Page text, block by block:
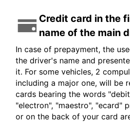
Credit card in the
name of the main
In case of prepayment, the
the driver's name and
it. For some vehicles, 2
including a major one, will be
cards bearing the words
"electron", "maestro", "ecard"
or on the back of your card